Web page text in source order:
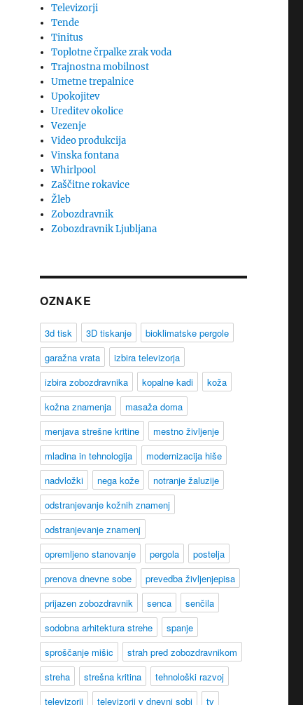
Televizorji
Tende
Tinitus
Toplotne črpalke zrak voda
Trajnostna mobilnost
Umetne trepalnice
Upokojitev
Ureditev okolice
Vezenje
Video produkcija
Vinska fontana
Whirlpool
Zaščitne rokavice
Žleb
Zobozdravnik
Zobozdravnik Ljubljana
OZNAKE
3d tisk 3D tiskanje
bioklimatske pergole
garažna vrata
izbira televizorja
izbira zobozdravnika
kopalne kadi
koža
kožna znamenja
masaža doma
menjava strešne kritine
mestno življenje
mladina in tehnologija
modernizacija hiše
nadvložki
nega kože
notranje žaluzije
odstranjevanje kožnih znamenj
odstranjevanje znamenj
opremljeno stanovanje
pergola
postelja
prenova dnevne sobe
prevedba življenjepisa
prijazen zobozdravnik
senca
senčila
sodobna arhitektura strehe
spanje
sproščanje mišic
strah pred zobozdravnikom
streha
strešna kritina
tehnološki razvoj
televizorji
televizorji v dnevni sobi tv